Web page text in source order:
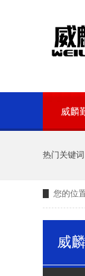
威麟
热门关键词
您的位
威